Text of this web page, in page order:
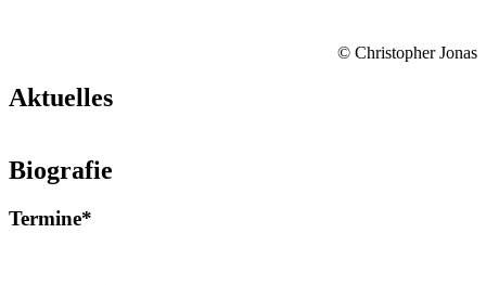
© Christopher Jonas
Aktuelles
© Torbjorn Toby Jorgensen
Mehr lesen
Biografie
Termine*